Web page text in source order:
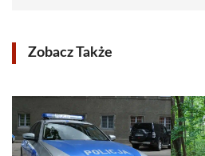
Zobacz Także